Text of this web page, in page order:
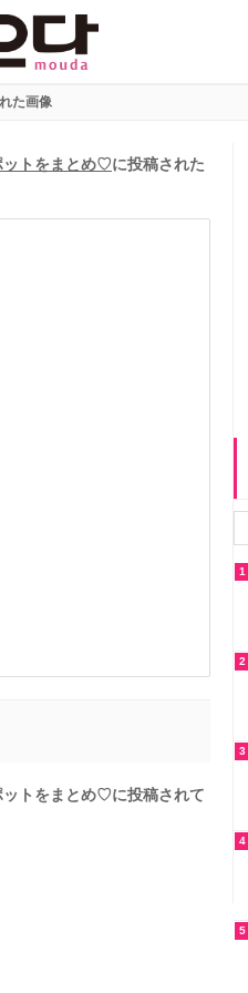
た画像
ットをまとめ♡に投稿された
ットをまとめ♡に投稿されて
1
2
3
4
5